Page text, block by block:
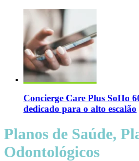
Concierge Care Plus SoHo
dedicado para o alto escalão
Planos de Saúde,
Odontológicos